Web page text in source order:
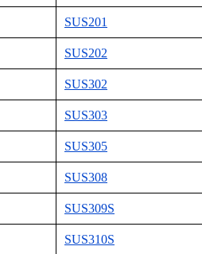
SUS201
SUS202
SUS302
SUS303
SUS305
SUS308
SUS309S
SUS310S